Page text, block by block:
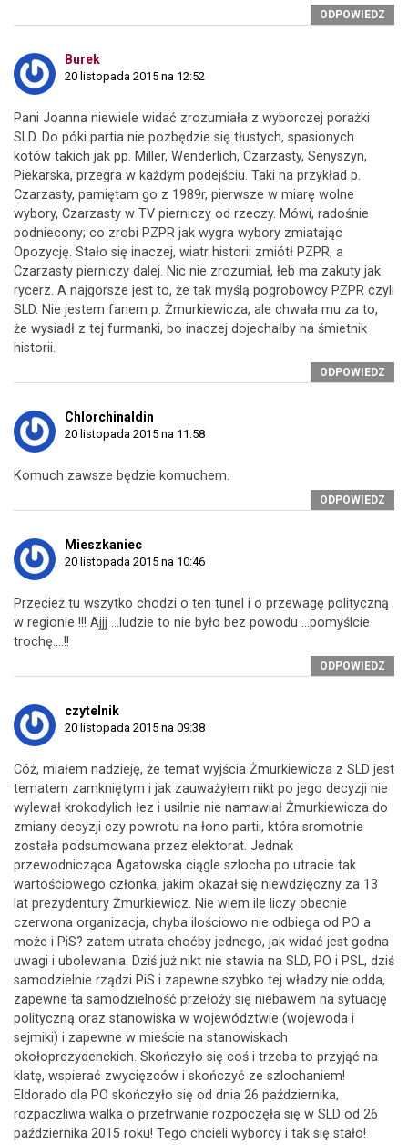
ODPOWIEDZ
Burek
20 listopada 2015 na 12:52
Pani Joanna niewiele widać zrozumiała z wyborczej porażki
SLD. Do póki partia nie pozbędzie się tłustych, spasionych
kotów takich jak pp. Miller, Wenderlich, Czarzasty, Senyszyn,
Piekarska, przegra w każdym podejściu. Taki na przykład p.
Czarzasty, pamiętam go z 1989r, pierwsze w miarę wolne
wybory, Czarzasty w TV pierniczy od rzeczy. Mówi, radośnie
podniecony; co zrobi PZPR jak wygra wybory zmiatając
Opozycję. Stało się inaczej, wiatr historii zmiótł PZPR, a
Czarzasty pierniczy dalej. Nic nie zrozumiał, łeb ma zakuty jak
rycerz. A najgorsze jest to, że tak myślą pogrobowcy PZPR czyli
SLD. Nie jestem fanem p. Żmurkiewicza, ale chwała mu za to,
że wysiadł z tej furmanki, bo inaczej dojechałby na śmietnik
historii.
ODPOWIEDZ
Chlorchinaldin
20 listopada 2015 na 11:58
Komuch zawsze będzie komuchem.
ODPOWIEDZ
Mieszkaniec
20 listopada 2015 na 10:46
Przecież tu wszytko chodzi o ten tunel i o przewagę polityczną
w regionie !!! Ajjj …ludzie to nie było bez powodu …pomyślcie
trochę….!!
ODPOWIEDZ
czytelnik
20 listopada 2015 na 09:38
Cóż, miałem nadzieję, że temat wyjścia Żmurkiewicza z SLD jest
tematem zamkniętym i jak zauważyłem nikt po jego decyzji nie
wylewał krokodylich łez i usilnie nie namawiał Żmurkiewicza do
zmiany decyzji czy powrotu na łono partii, która sromotnie
została podsumowana przez elektorat. Jednak
przewodnicząca Agatowska ciągle szlocha po utracie tak
wartościowego członka, jakim okazał się niewdzięczny za 13
lat prezydentury Żmurkiewicz. Nie wiem ile liczy obecnie
czerwona organizacja, chyba ilościowo nie odbiega od PO a
może i PiS? zatem utrata choćby jednego, jak widać jest godna
uwagi i ubolewania. Dziś już nikt nie stawia na SLD, PO i PSL, dziś
samodzielnie rządzi PiS i zapewne szybko tej władzy nie odda,
zapewne ta samodzielność przełoży się niebawem na sytuację
polityczną oraz stanowiska w województwie (wojewoda i
sejmiki) i zapewne w mieście na stanowiskach
okołoprezydenckich. Skończyło się coś i trzeba to przyjąć na
klatę, wspierać zwycięzców i skończyć ze szlochaniem!
Eldorado dla PO skończyło się od dnia 26 października,
rozpaczliwa walka o przetrwanie rozpoczęła się w SLD od 26
października 2015 roku! Tego chcieli wyborcy i tak się stało!